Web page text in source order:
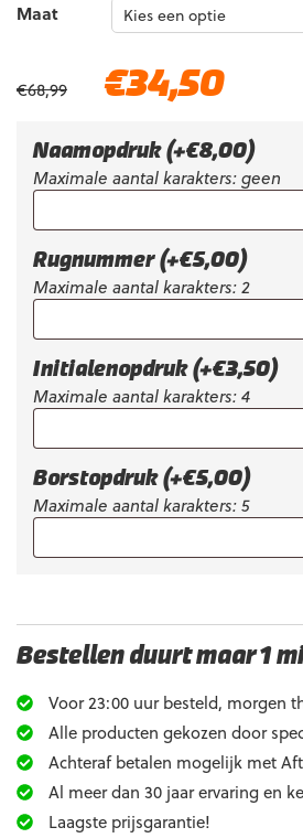
Maat
€68,99
Oorspronkelijke
€68,99.
€34,50Huidige
€34,50.
Naamopdruk (+€8,00)
Maximale aantal karakters: geen
Rugnummer (+€5,00)
Maximale aantal karakters: 2
Initialenopdruk (+€3,50)
Maximale aantal karakters: 4
Borstopdruk (+€5,00)
Maximale aantal karakters: 5
Bestellen duurt maar 1
Voor 23:00 uur besteld, morgen
Alle producten gekozen door
Achteraf betalen mogelijk met
Al meer dan 30 jaar ervaring en
Laagste prijsgarantie!